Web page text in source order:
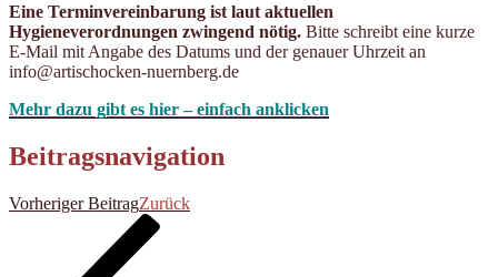
Eine Terminvereinbarung ist laut aktuellen
Hygieneverordnungen zwingend nötig. Bitte schreibt eine kurze
E-Mail mit Angabe des Datums und der genauer Uhrzeit an
info@artischocken-nuernberg.de
Mehr dazu gibt es hier – einfach anklicken
Beitragsnavigation
Vorheriger BeitragZurück